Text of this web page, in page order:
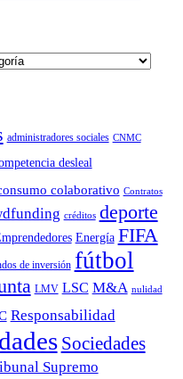
administradores sociales CNMC
desleal
colaborativo Contratos
créditos deporte
Energía FIFA
de inversión fútbol
LMV LSC M&A nulidad
Responsabilidad
Sociedades
Supremo